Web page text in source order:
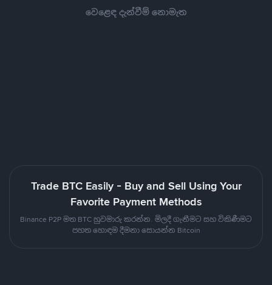
වෙළෙඳ දැන්වීම් නොමැත
Trade BTC Easily - Buy and Sell Using Your
Favorite Payment Methods
Binance P2P මත BTC හුවමාරු කරන්න. මිලදී ගැනීමට සහ විකිණීමට
පහත හොඳම දීමනා සොයන්න Bitcoin